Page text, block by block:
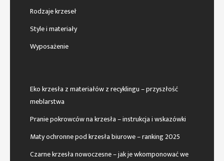
Rodzaje krzeseł
Style i materiały
Wyposażenie
Eko krzesła z materiałów z recyklingu – przyszłość
meblarstwa
Pranie pokrowców na krzesła – instrukcja i wskazówki
Maty ochronne pod krzesła biurowe – ranking 2025
Czarne krzesła nowoczesne – jak je wkomponować we